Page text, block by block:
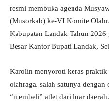
resmi membuka agenda
(Musorkab) ke-VI Komite
Kabupaten Landak Tahun
Besar Kantor Bupati Landak,
Karolin menyoroti keras praktik
olahraga, salah satunya dengan
“membeli” atlet dari luar